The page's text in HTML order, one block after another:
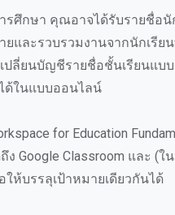
ารศึกษา คุณอาจได้รับรายชื่
ยและรวบรวมงานจากนักเรีย
ปลี่ยนบัญชีรายชื่อชั้นเรียนแ
ด้ในแบบออนไลน์
for Education
ง Google Classroom และ
ให้บรรลุเป้าหมายเดียวกันได้